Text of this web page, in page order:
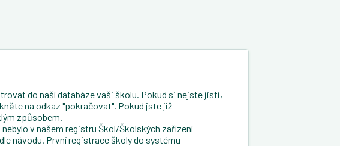
do naší databáze vaši školu. Pokud si nejste jisti,
na odkaz "pokračovat". Pokud jste již
způsobem.
v našem registru Škol/Školských zařízení
návodu. První registrace školy do systému